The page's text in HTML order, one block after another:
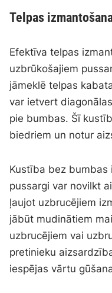
Telpas
Efektīva telpas
uzbrūkošajiem
jāmeklē telpas
var ietvert
pie bumbas. Šī
biedriem un notur
Kustība bez bumbas
pussargi var novilkt
ļaujot uzbrucējiem
jābūt mudinātiem
uzbrucējiem vai
pretinieku
iespējas vārtu